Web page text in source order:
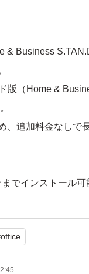
& Business
版（Home &
、追加料金なしで
でインストール可
/ Outlook /
ブスク不要）
単インストール
office